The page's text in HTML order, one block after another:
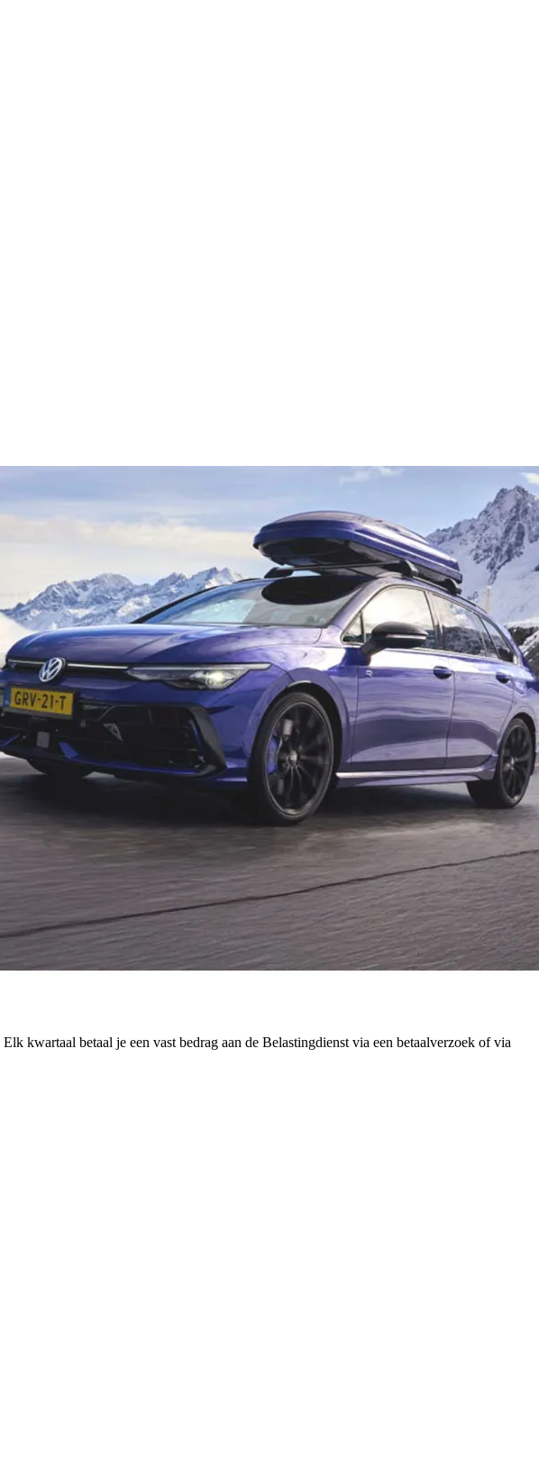
Elk kwartaal betaal je een vast bedrag aan de Belastingdienst via een betaalverzoek of via